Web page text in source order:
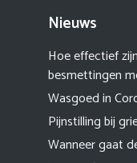
Nieuws
Hoe effectief
besmettingen
Wasgoed in
Pijnstilling bij
Wanneer gaat